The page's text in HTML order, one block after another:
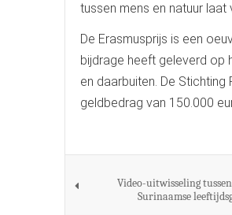
tussen mens en natuur laat
De Erasmusprijs is een
bijdrage heeft geleverd op
en daarbuiten. De
geldbedrag van 150.000
Video-uitwisseling
Surinaamse